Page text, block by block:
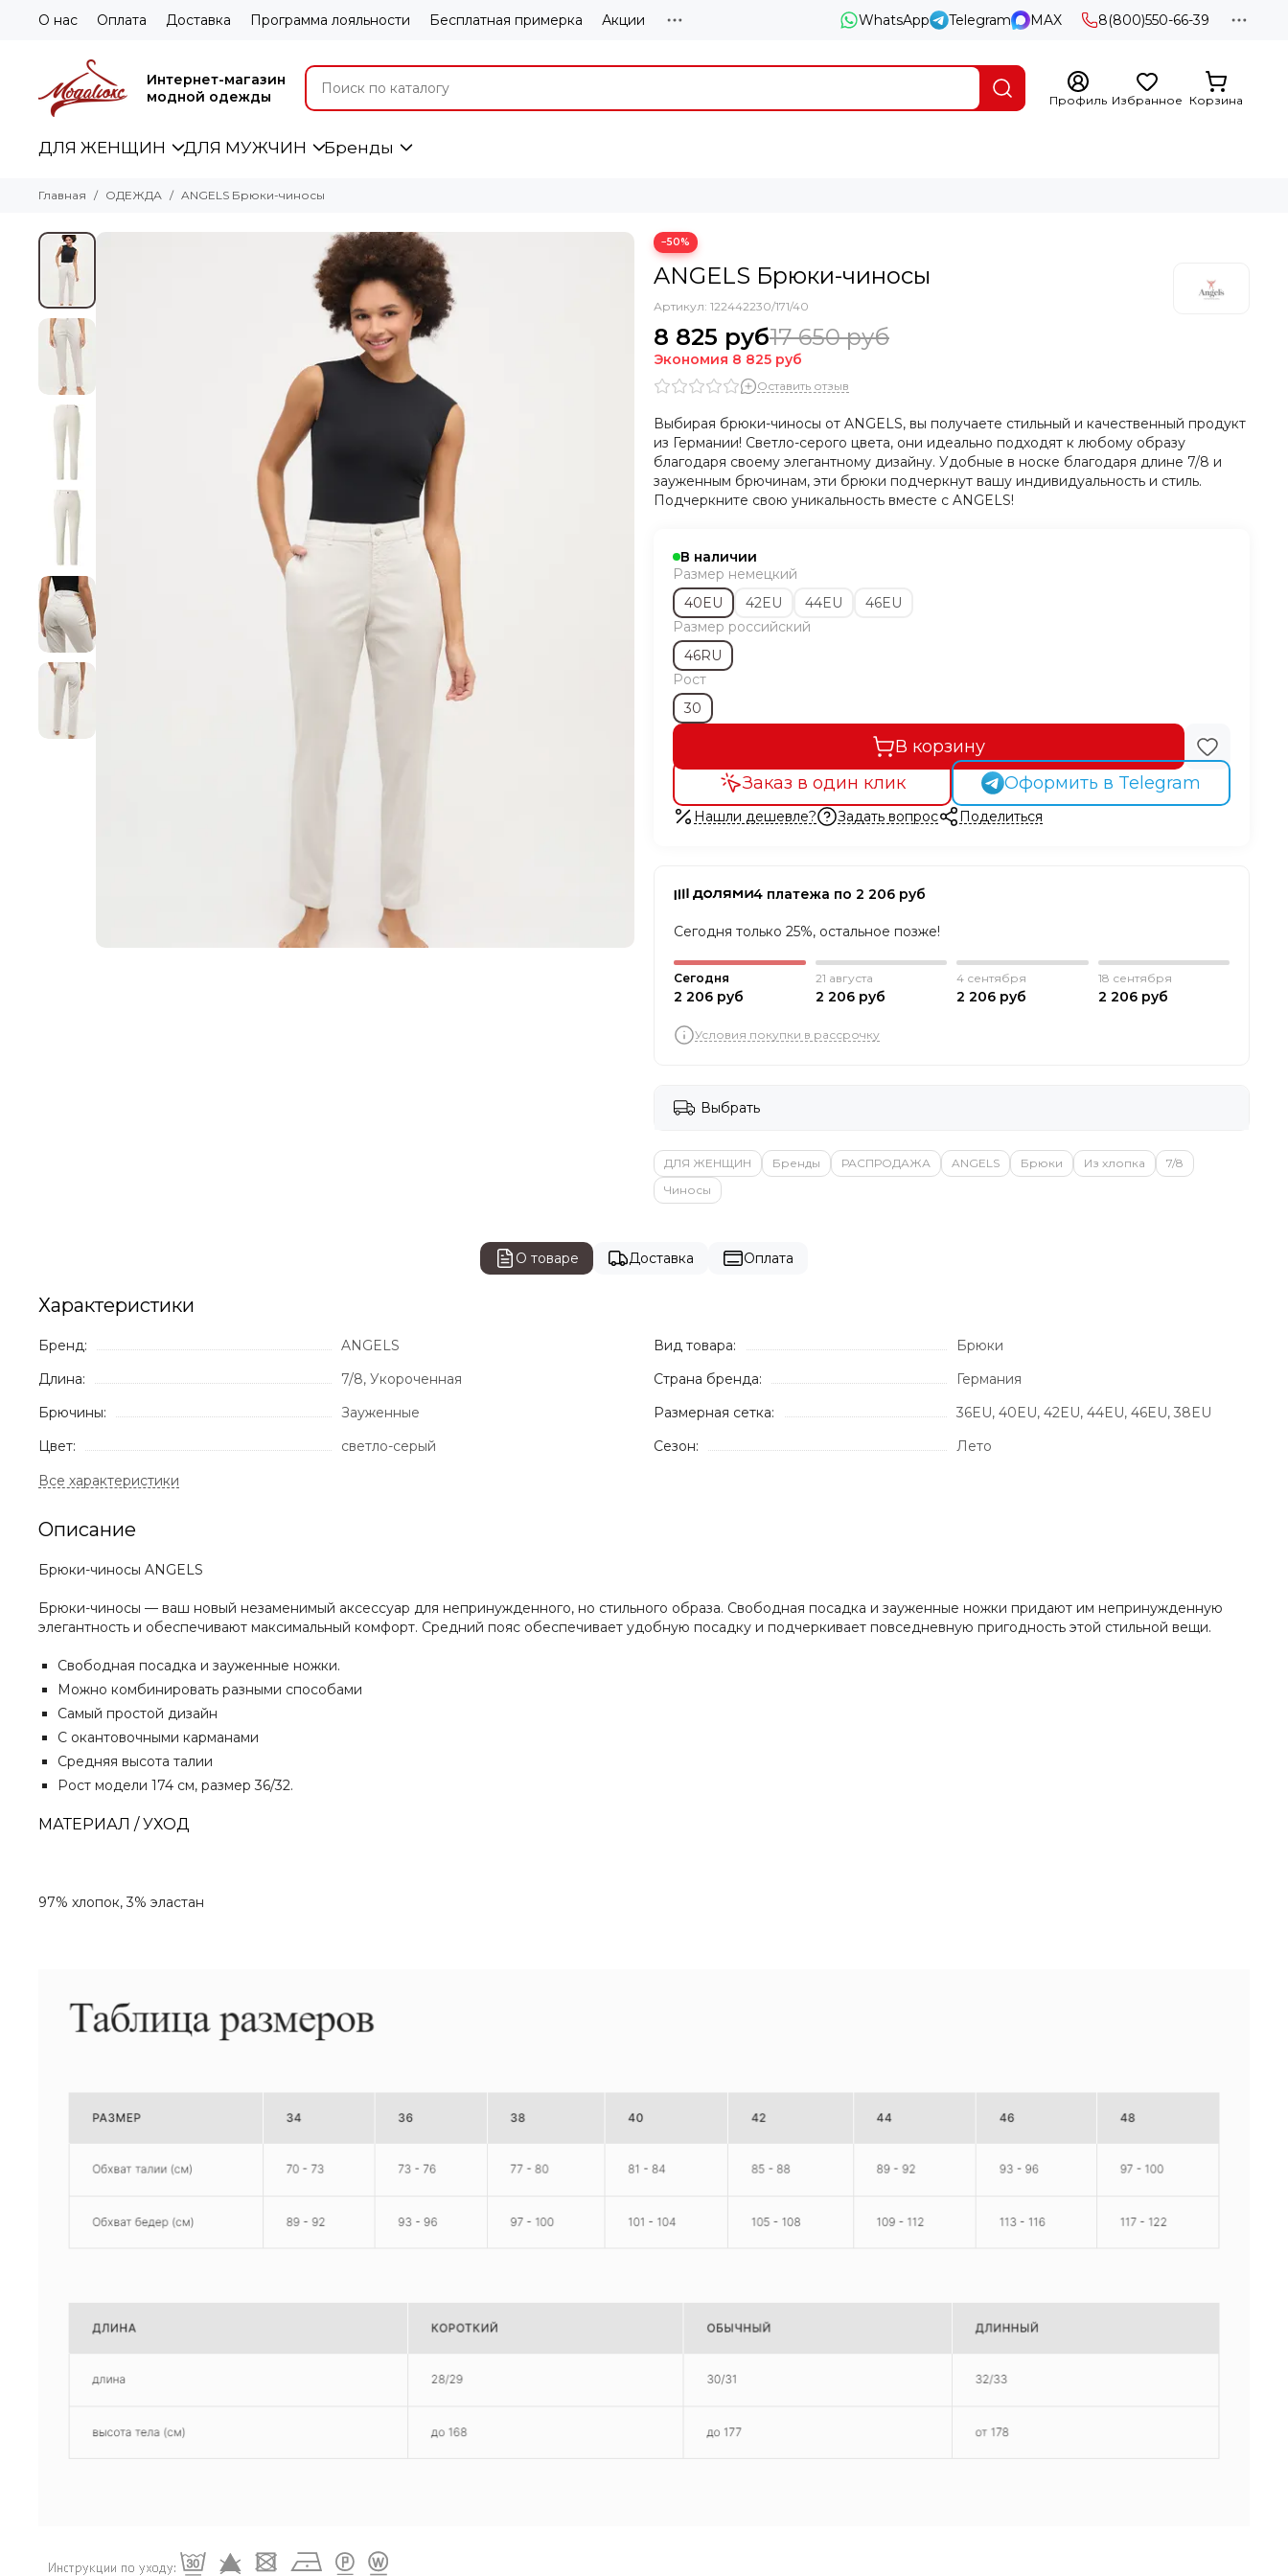
О нас Оплата Доставка Программа лояльности Бесплатная примерка Акции WhatsApp Telegram MAX 8(800)550-66-39
Интернет-магазин
модной одежды
Профиль Избранное Корзина
ДЛЯ ЖЕНЩИН ДЛЯ МУЖЧИН Бренды
Главная ОДЕЖДА ANGELS Брюки-чиносы
−50%
ANGELS Брюки-чиносы
Артикул: 122442230/171/40
8 825 руб17 650 руб
Экономия 8 825 руб
Оставить отзыв
Выбирая брюки-чиносы от ANGELS, вы получаете стильный и качественный продукт
из Германии! Светло-серого цвета, они идеально подходят к любому образу
благодаря своему элегантному дизайну. Удобные в носке благодаря длине 7/8 и
зауженным брючинам, эти брюки подчеркнут вашу индивидуальность и стиль.
Подчеркните свою уникальность вместе с ANGELS!
В наличии
Размер немецкий
40EU
42EU 44EU
46EU
Размер российский
46RU
Рост
30
В корзину
Заказ в один клик
Оформить в Telegram
Нашли дешевле? Задать вопрос Поделиться
4 платежа по 2 206 руб
Сегодня только 25%, остальное позже!
Сегодня
2 206 руб
21 августа
2 206 руб
4 сентября
2 206 руб
18 сентября
2 206 руб
Условия покупки в рассрочку
Выбрать
ДЛЯ ЖЕНЩИН Бренды РАСПРОДАЖА ANGELS Брюки Из хлопка
7/8
Чиносы
О товаре Доставка Оплата
Характеристики
Бренд:
ANGELS
Длина:
7/8, Укороченная
Брючины:
Зауженные
Цвет:
светло-серый
Вид товара:
Брюки
Страна бренда:
Германия
Размерная сетка:
36EU, 40EU, 42EU, 44EU, 46EU, 38EU
Сезон:
Лето
Описание
Брюки-чиносы ANGELS
Брюки-чиносы — ваш новый незаменимый аксессуар для непринужденного, но стильного образа. Свободная посадка и зауженные ножки придают им непринужденную
элегантность и обеспечивают максимальный комфорт. Средний пояс обеспечивает удобную посадку и подчеркивает повседневную пригодность этой стильной вещи.
Свободная посадка и зауженные ножки.
Можно комбинировать разными способами
Самый простой дизайн
С окантовочными карманами
Средняя высота талии
Рост модели 174 см, размер 36/32.
МАТЕРИАЛ / УХОД
97% хлопок,3% эластан